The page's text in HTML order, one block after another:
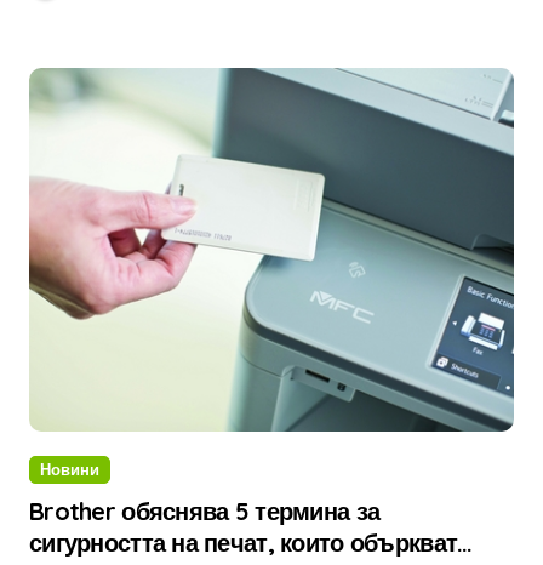
Новини
Brother обяснява 5 термина за
сигурността на печат, които объркват